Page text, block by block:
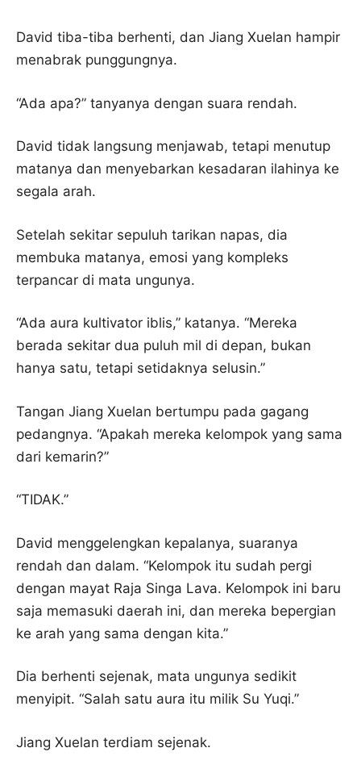
David tiba-tiba berhenti, dan Jiang Xuelan hampir
menabrak punggungnya.
“Ada apa?” tanyanya dengan suara rendah.
David tidak langsung menjawab, tetapi menutup
matanya dan menyebarkan kesadaran ilahinya ke
segala arah.
Setelah sekitar sepuluh tarikan napas, dia
membuka matanya, emosi yang kompleks
terpancar di mata ungunya.
“Ada aura kultivator iblis,” katanya. “Mereka
berada sekitar dua puluh mil di depan, bukan
hanya satu, tetapi setidaknya selusin.”
Tangan Jiang Xuelan bertumpu pada gagang
pedangnya. “Apakah mereka kelompok yang sama
dari kemarin?”
“TIDAK.”
David menggelengkan kepalanya, suaranya
rendah dan dalam. “Kelompok itu sudah pergi
dengan mayat Raja Singa Lava. Kelompok ini baru
saja memasuki daerah ini, dan mereka bepergian
ke arah yang sama dengan kita.”
Dia berhenti sejenak, mata ungunya sedikit
menyipit. “Salah satu aura itu milik Su Yuqi.”
Jiang Xuelan terdiam sejenak.